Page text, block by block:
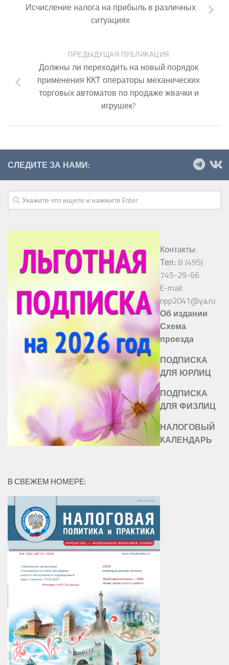
Исчисление налога на прибыль в различных
ситуациях
ПРЕДЫДУЩАЯ ПУБЛИКАЦИЯ
Должны ли переходить на новый порядок
применения ККТ операторы механических
торговых автоматов по продаже жвачки и
игрушек?
СЛЕДИТЕ ЗА НАМИ:
Контакты:
Тел.: 8 (495)
745-29-66
E-mail:
npp2041@ya.ru
Об издании
Схема
проезда
ПОДПИСКА
ДЛЯ ЮРЛИЦ
ПОДПИСКА
ДЛЯ ФИЗЛИЦ
НАЛОГОВЫЙ
КАЛЕНДАРЬ
В СВЕЖЕМ НОМЕРЕ: